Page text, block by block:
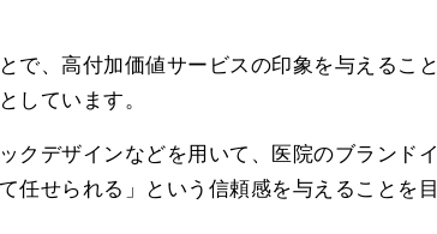
、高付加価値サービスの印象を与えるこ
しています。
デザインなどを用いて、医院のブランド
せられる」という信頼感を与えることを目